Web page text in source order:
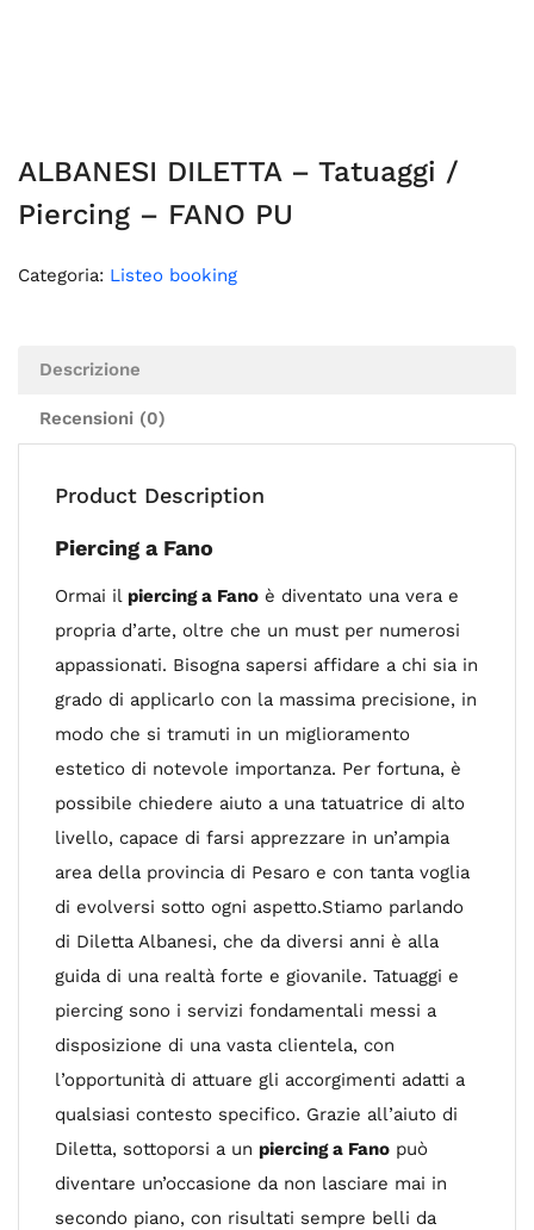
ALBANESI DILETTA – Tatuaggi /
Piercing – FANO PU
Categoria: Listeo booking
Descrizione
Recensioni (0)
Product Description
Piercing a Fano
Ormai il piercing a Fano è diventato una vera e
propria d’arte, oltre che un must per numerosi
appassionati. Bisogna sapersi affidare a chi sia in
grado di applicarlo con la massima precisione, in
modo che si tramuti in un miglioramento
estetico di notevole importanza. Per fortuna, è
possibile chiedere aiuto a una tatuatrice di alto
livello, capace di farsi apprezzare in un’ampia
area della provincia di Pesaro e con tanta voglia
di evolversi sotto ogni aspetto.Stiamo parlando
di Diletta Albanesi, che da diversi anni è alla
guida di una realtà forte e giovanile. Tatuaggi e
piercing sono i servizi fondamentali messi a
disposizione di una vasta clientela, con
l’opportunità di attuare gli accorgimenti adatti a
qualsiasi contesto specifico. Grazie all’aiuto di
Diletta, sottoporsi a un piercing a Fano può
diventare un’occasione da non lasciare mai in
secondo piano, con risultati sempre belli da